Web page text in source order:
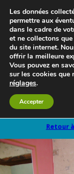
Retour
Les données
permettre aux
dans le cadre de
et ne collectons
du site internet.
offrir la meilleure
Vous pouvez en
sur les cookies que
réglages.
Accepter